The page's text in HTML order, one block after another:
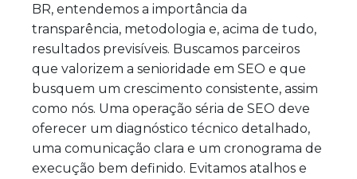
BR, entendemos a importância da
transparência, metodologia e, acima de tudo,
resultados previsíveis. Buscamos parceiros
que valorizem a senioridade em SEO e que
busquem um crescimento consistente, assim
como nós. Uma operação séria de SEO deve
oferecer um diagnóstico técnico detalhado,
uma comunicação clara e um cronograma de
execução bem definido. Evitamos atalhos e